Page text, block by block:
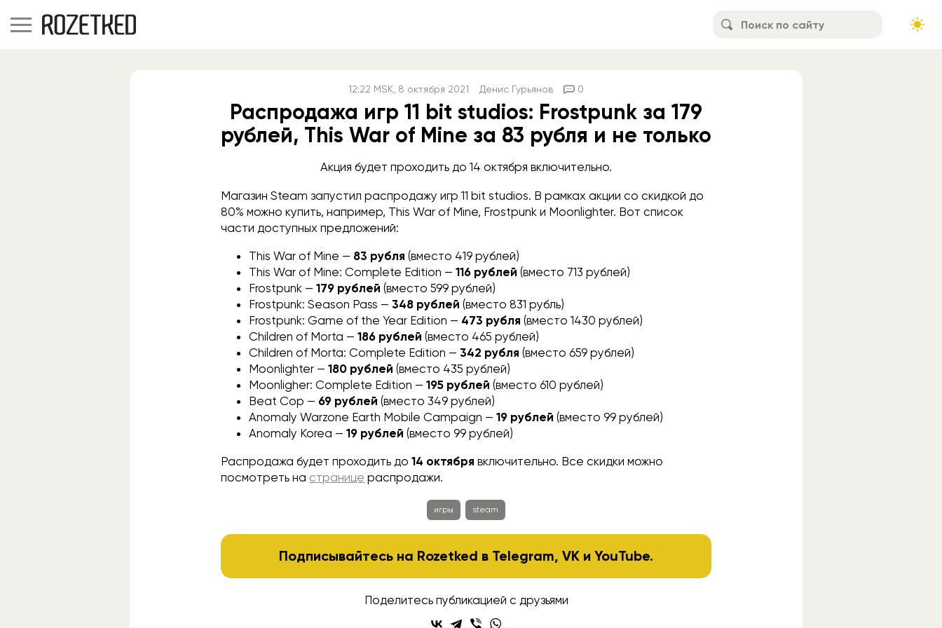
12:22 MSK , 8 октября 2021 Денис Гурьянов 0
Распродажа игр 11 bit studios: Frostpunk за 179
рублей, This War of Mine за 83 рубля и не только
Акция будет проходить до 14 октября включительно.
Магазин Steam запустил распродажу игр 11 bit studios. В рамках акции со скидкой до
80% можно купить, например, This War of Mine, Frostpunk и Moonlighter. Вот список
части доступных предложений:
This War of Mine — 83 рубля(вместо 419 рублей)
This War of Mine: Complete Edition — 116 рублей (вместо 713 рублей)
Frostpunk —179 рублей (вместо 599 рублей)
Frostpunk: Season Pass — 348 рублей(вместо 831 рубль)
Frostpunk: Game of the Year Edition — 473 рубля (вместо 1430 рублей)
Children of Morta —186 рублей (вместо 465 рублей)
Children of Morta: Complete Edition — 342 рубля (вместо 659 рублей)
Moonlighter —180 рублей (вместо 435 рублей)
Moonligher: Complete Edition —195 рублей(вместо 610 рублей)
Beat Cop — 69 рублей (вместо 349 рублей)
Anomaly Warzone Earth Mobile Campaign —19 рублей (вместо 99 рублей)
Anomaly Korea —19 рублей (вместо 99 рублей)
Распродажа будет проходить до14 октября включительно. Все скидки можно
посмотреть на странице распродажи.
игры steam
Подписывайтесь на Rozetked в Telegram,VK иYouTube.
Поделитесь публикацией с друзьями